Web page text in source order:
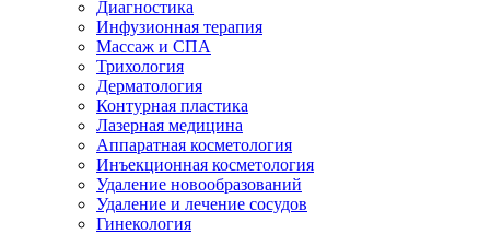
Диагностика
Инфузионная терапия
Массаж и СПА
Трихология
Дерматология
Контурная пластика
Лазерная медицина
Аппаратная косметология
Инъекционная косметология
Удаление новообразований
Удаление и лечение сосудов
Гинекология